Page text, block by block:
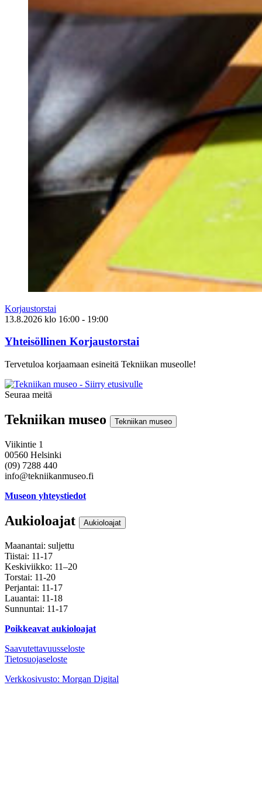
Korjaustorstai
13.8.2026 klo 16:00 - 19:00
Yhteisöllinen Korjaustorstai
Tervetuloa korjaamaan esineitä Tekniikan museolle!
Seuraa meitä
Tekniikan museo Tekniikan museo
Viikintie 1
00560 Helsinki
(09) 7288 440
info@tekniikanmuseo.fi
Museon yhteystiedot
Aukioloajat Aukioloajat
Maanantai: suljettu
Tiistai: 11-17
Keskiviikko: 11–20
Torstai: 11-20
Perjantai: 11-17
Lauantai: 11-18
Sunnuntai: 11-17
Poikkeavat aukioloajat
Saavutettavuusseloste
Tietosuojaseloste
Instagram
Facebook
Youtube
Verkkosivusto: Morgan Digital